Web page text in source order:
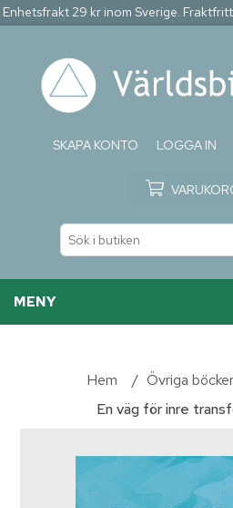
Enhetsfrakt 29 kr inom Sverige.
SKAPA KONTO LOGGA IN
MENY
Hem / Övriga
En väg för inre